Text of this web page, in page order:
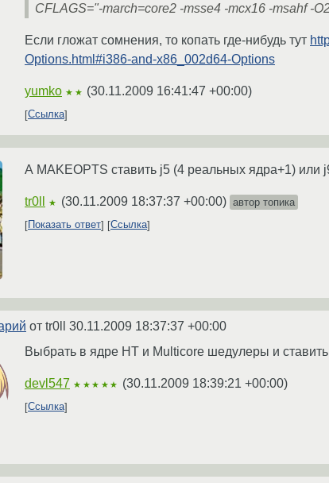
CFLAGS="-march=core2 -msse4 -mcx16 -msahf -
Если гложат сомнения, то копать где-нибудь тут
Options.html#i386-and-x86_002d64-Options
yumko ★★ (30.11.2009 16:41:47 +00:00)
Ссылка
А MAKEOPTS ставить j5 (4 реальных ядра+1) или
tr0ll ★ (30.11.2009 18:37:37 +00:00) автор топика
Показать ответ
Ссылка
от tr0ll 30.11.2009 18:37:37 +00:00
Выбрать в ядре HT и Multicore шедулеры и
devl547 ★★★★★ (30.11.2009 18:39:21 +00:00)
Ссылка